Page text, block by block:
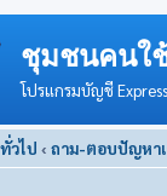
ชุมชนคนใ
โปรแกรมบัญชี Express
วไป ‹ ถาม-ตอบปัญหา